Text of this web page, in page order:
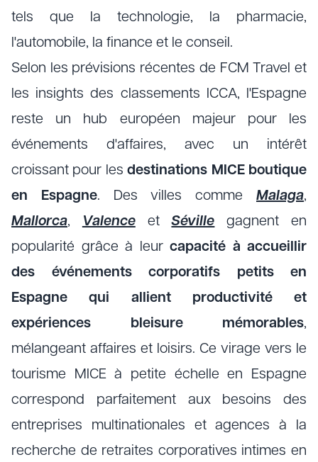
tels que la technologie, la pharmacie,
l'automobile, la finance et le conseil.
Selon les prévisions récentes de FCM Travel et
les insights des classements ICCA, l'Espagne
reste un hub européen majeur pour les
événements d'affaires, avec un intérêt
croissant pour lesdestinations MICE boutique
en Espagne. Des villes commeMalaga,
Mallorca, ValenceetSéville gagnent en
popularité grâce à leur capacité à accueillir
des événements corporatifs petits en
Espagne qui allient productivité et
expériences bleisure mémorables,
mélangeant affaires et loisirs. Ce virage vers le
tourisme MICE à petite échelle en Espagne
correspond parfaitement aux besoins des
entreprises multinationales et agences à la
recherche de retraites corporatives intimes en